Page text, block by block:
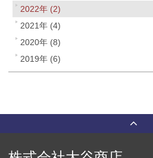
2022年 (2)
2021年 (4)
2020年 (8)
2019年 (6)